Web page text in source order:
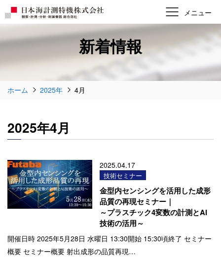
新着情報
ホーム 2025年 4月
2025年4月
2025.04.17
技術セミナー
金型内センシングを活用した成形
品質の再現セミナー｜
～プラスチック4変数の計測とAI
技術の活用～
開催日時 2025年5月28日 水曜日 13:30開始 15:30頃終了 セミナー
概要 セミナー概要 射出成形の品質再現…